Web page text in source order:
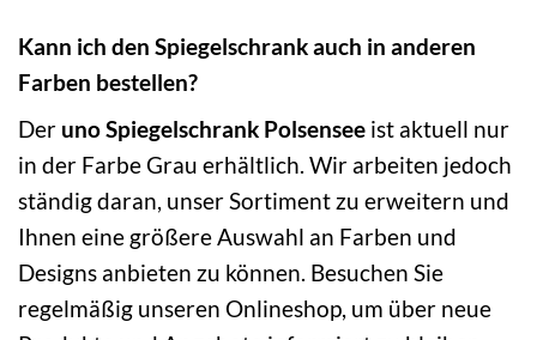
Kann ich den Spiegelschrank auch in anderen
Farben bestellen?
Der uno Spiegelschrank Polsensee ist aktuell nur
in der Farbe Grau erhältlich. Wir arbeiten jedoch
ständig daran, unser Sortiment zu erweitern und
Ihnen eine größere Auswahl an Farben und
Designs anbieten zu können. Besuchen Sie
regelmäßig unseren Onlineshop, um über neue